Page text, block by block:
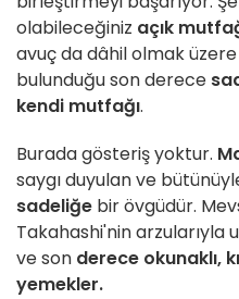
olabileceğiniz açık
avuç da dâhil olmak
bulunduğu son derece
kendi mutfağı.
Burada gösteriş yoktur.
saygı duyulan ve
sadeliğe bir övgüdür.
Takahashi'nin arzularıyla
ve son derece okunaklı,
yemekler.